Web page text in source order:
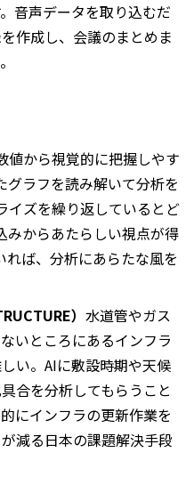
音声データを取り込むだ
作成し、会議のまとめま
値から視覚的に把握しやす
グラフを読み解いて分析を
イズを繰り返しているとど
みからあたらしい視点が得
ば、分析にあらたな風を
） 水道管やガス
いところにあるインフラ
い。AIに敷設時期や天候
合を分析してもらうこと
にインフラの更新作業を
減る日本の課題解決手段